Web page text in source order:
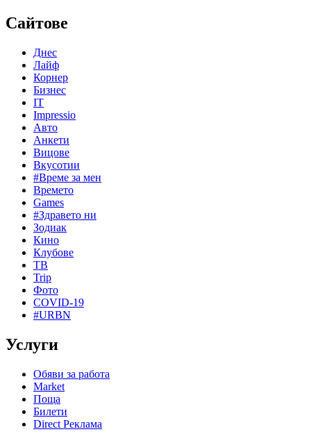
Сайтове
Днес
Лайф
Корнер
Бизнес
IT
Impressio
Авто
Анкети
Вицове
Вкусотии
#Време за мен
Времето
Games
#Здравето ни
Зодиак
Кино
Клубове
ТВ
Trip
Фото
COVID-19
#URBN
Услуги
Обяви за работа
Market
Поща
Билети
Direct Реклама